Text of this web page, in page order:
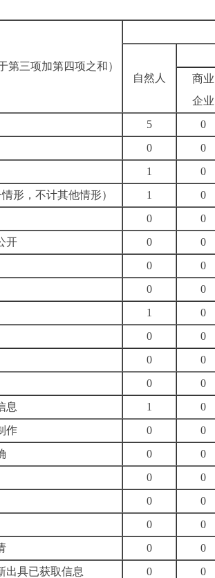
第三项加第四项之和）
自然人
商业
企业
5 0
0 0
1 0
形，不计其他情形） 1 0
0 0
开
0 0
0 0
0 0
1 0
0 0
0 0
0 0
息 1 0
作
0 0
0 0
0 0
0 0
0 0
0 0
出具已获取信息
0 0